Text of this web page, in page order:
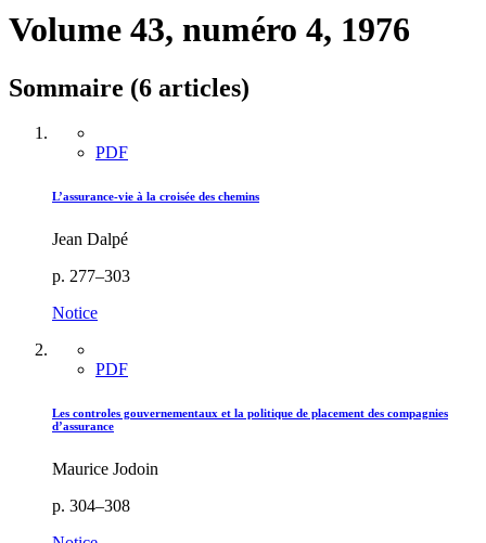
Volume 43, numéro 4, 1976
Sommaire (6 articles)
PDF
L’assurance-vie à la croisée des chemins
Jean Dalpé
p. 277–303
Notice
PDF
Les controles gouvernementaux et la politique de placement des compagnies
d’assurance
Maurice Jodoin
p. 304–308